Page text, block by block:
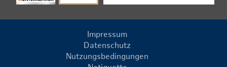
Impressum
Datenschutz
Nutzungsbedingungen